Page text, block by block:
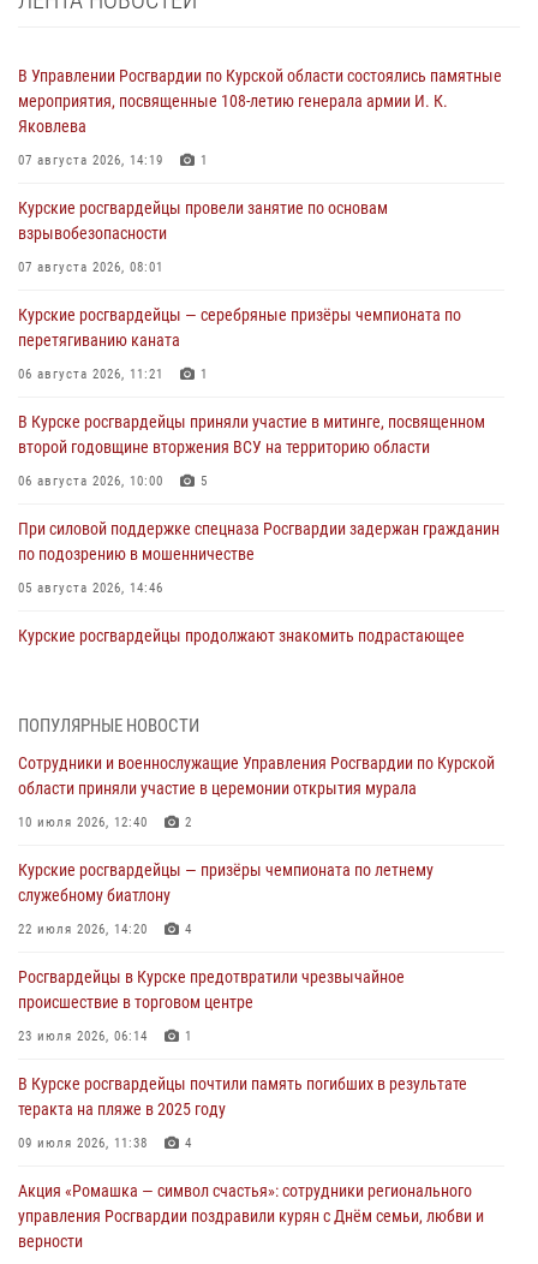
В Управлении Росгвардии по Курской области состоялись памятные
мероприятия, посвященные 108-летию генерала армии И. К.
Яковлева
07 августа 2026, 14:19 1
Курские росгвардейцы провели занятие по основам
взрывобезопасности
07 августа 2026, 08:01
Курские росгвардейцы — серебряные призёры чемпионата по
перетягиванию каната
06 августа 2026, 11:21 1
В Курске росгвардейцы приняли участие в митинге, посвященном
второй годовщине вторжения ВСУ на территорию области
06 августа 2026, 10:00 5
При силовой поддержке спецназа Росгвардии задержан гражданин
по подозрению в мошенничестве
05 августа 2026, 14:46
Курские росгвардейцы продолжают знакомить подрастающее
оздоровительных лагерях
05 августа 2026, 09:51
сбыта крупной партии наркотиков
04 августа 2026, 12:52
85 владельцев оружия
04 августа 2026, 07:00
297 выездов по сигналу «тревога»
03 августа 2026, 09:46
ПОПУЛЯРНЫЕ НОВОСТИ
Сотрудники и военнослужащие Управления Росгвардии по Курской
области приняли участие в церемонии открытия мурала
10 июля 2026, 12:40 2
Курские росгвардейцы — призёры чемпионата по летнему
служебному биатлону
22 июля 2026, 14:20 4
Росгвардейцы в Курске предотвратили чрезвычайное
происшествие в торговом центре
23 июля 2026, 06:14 1
В Курске росгвардейцы почтили память погибших в результате
теракта на пляже в 2025 году
09 июля 2026, 11:38 4
Акция «Ромашка — символ счастья»: сотрудники регионального
управления Росгвардии поздравили курян с Днём семьи, любви и
верности